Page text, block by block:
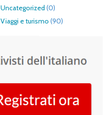
Uncategorized (0)
Viaggi e turismo (90)